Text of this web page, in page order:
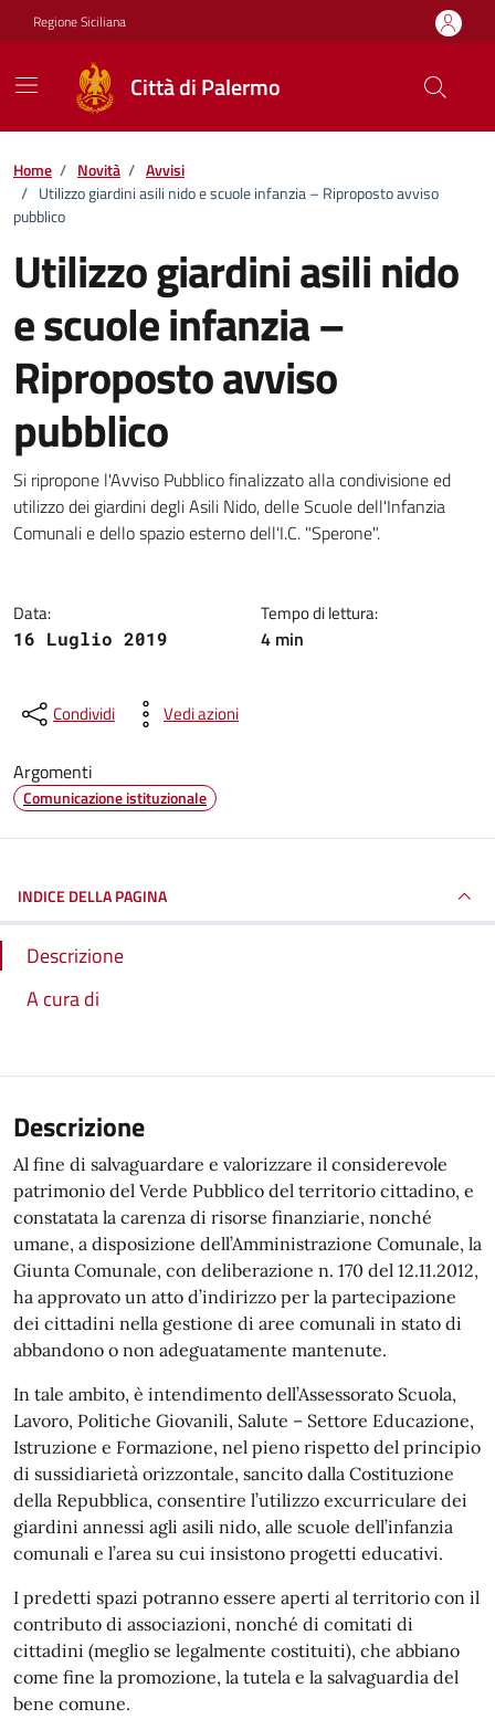
Vai ai contenuti
Vai al footer
Regione Siciliana
Città di Palermo
Home / Novità / Avvisi
/ Utilizzo giardini asili nido e scuole infanzia – Riproposto avviso
pubblico
Utilizzo giardini asili nido
e scuole infanzia –
Riproposto avviso
pubblico
Dettagli della notizia
Si ripropone l'Avviso Pubblico finalizzato alla condivisione ed
utilizzo dei giardini degli Asili Nido, delle Scuole dell'Infanzia
Comunali e dello spazio esterno dell'I.C. "Sperone".
Data:
16 Luglio 2019
Tempo di lettura:
4 min
Condividi Vedi azioni
Argomenti
Comunicazione istituzionale
INDICE DELLA PAGINA
Descrizione
A cura di
Descrizione
Al fine di salvaguardare e valorizzare il considerevole
patrimonio del Verde Pubblico del territorio cittadino, e
constatata la carenza di risorse finanziarie, nonché
umane, a disposizione dell’Amministrazione Comunale, la
Giunta Comunale, con deliberazione n. 170 del 12.11.2012,
ha approvato un atto d’indirizzo per la partecipazione
dei cittadini nella gestione di aree comunali in stato di
abbandono o non adeguatamente mantenute.
In tale ambito, è intendimento dell’Assessorato Scuola,
Lavoro, Politiche Giovanili, Salute – Settore Educazione,
Istruzione e Formazione, nel pieno rispetto del principio
di sussidiarietà orizzontale, sancito dalla Costituzione
della Repubblica, consentire l’utilizzo excurriculare dei
giardini annessi agli asili nido, alle scuole dell’infanzia
comunali e l’area su cui insistono progetti educativi.
I predetti spazi potranno essere aperti al territorio con il
contributo di associazioni, nonché di comitati di
cittadini (meglio se legalmente costituiti), che abbiano
come fine la promozione, la tutela e la salvaguardia del
bene comune.